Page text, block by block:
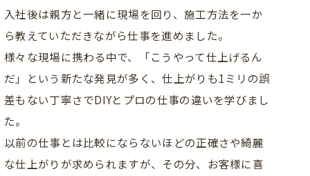
入社後は親方と一緒に現場を回り、施工方法を一か
ら教えていただきながら仕事を進めました。
様々な現場に携わる中で、「こうやって仕上げるん
だ」という新たな発見が多く、仕上がりも1ミリの誤
差もない丁寧さでDIYとプロの仕事の違いを学びまし
た。
以前の仕事とは比較にならないほどの正確さや綺麗
な仕上がりが求められますが、その分、お客様に喜